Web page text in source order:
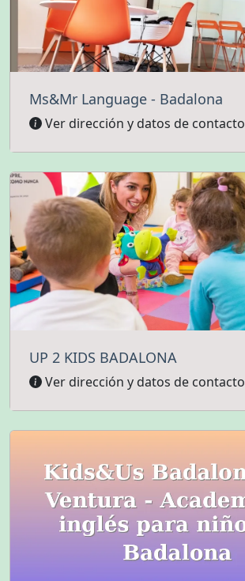
Ms&Mr Language - Badalona
Ver dirección y datos de contacto
UP 2 KIDS BADALONA
Ver dirección y datos de contacto